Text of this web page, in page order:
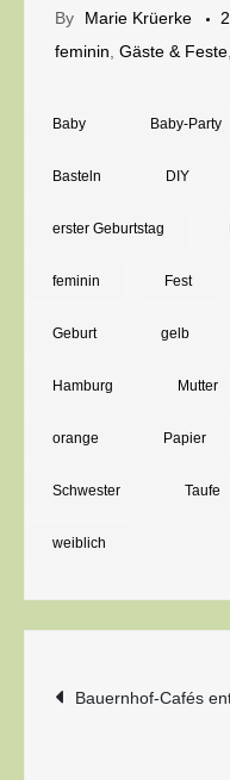
By Marie Krüerke
feminin Gäste & Feste
Baby Baby-Party
Basteln DIY
erster Geburtstag
feminin Fest
Geburt gelb
Hamburg Mutter
orange Papier
Schwester Taufe
weiblich
Bauernhof-Cafés